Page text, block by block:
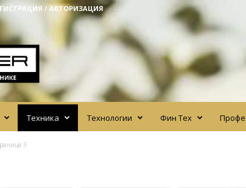
/ АВТОРИЗАЦИЯ
Техника Технологии Фин Тех
3